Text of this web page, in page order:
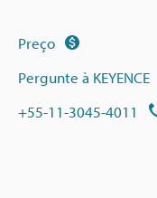
Preço
Pergunte à KEYENCE
+55-11-3045-4011